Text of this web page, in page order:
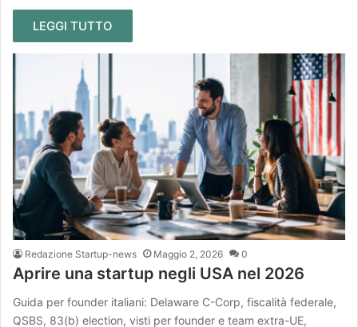
LEGGI TUTTO
Redazione Startup-news Maggio 2, 2026 0
Aprire una startup negli USA nel 2026
Guida per founder italiani: Delaware C-Corp, fiscalità federale,
QSBS, 83(b) election, visti per founder e team extra-UE,